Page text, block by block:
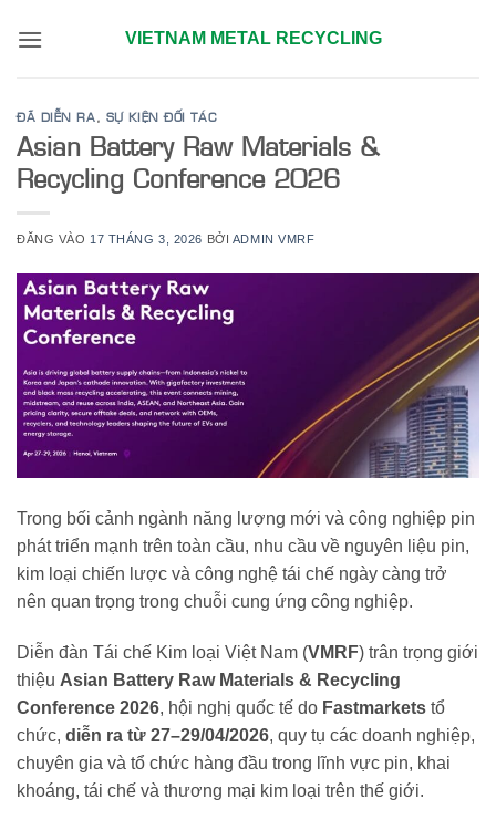
qua
VIETNAM METAL RECYCLING
ĐÃ DIỄN RA, SỰ KIỆN ĐỐI TÁC
Asian Battery Raw Materials &
Recycling Conference 2026
ĐĂNG VÀO 17 THÁNG 3, 2026 BỞI ADMIN VMRF
Trong bối cảnh ngành năng lượng mới và công nghiệp pin
phát triển mạnh trên toàn cầu, nhu cầu về nguyên liệu pin,
kim loại chiến lược và công nghệ tái chế ngày càng trở
nên quan trọng trong chuỗi cung ứng công nghiệp.
Diễn đàn Tái chế Kim loại Việt Nam (VMRF) trân trọng giới
thiệu Asian Battery Raw Materials & Recycling
Conference 2026, hội nghị quốc tế do Fastmarkets tổ
chức, diễn ra từ 27–29/04/2026, quy tụ các doanh nghiệp,
chuyên gia và tổ chức hàng đầu trong lĩnh vực pin, khai
khoáng, tái chế và thương mại kim loại trên thế giới.